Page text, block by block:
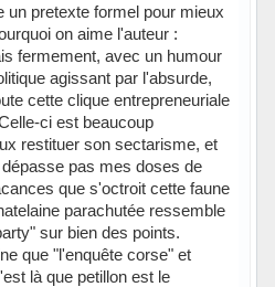
un pretexte formel pour mieux
on aime l'auteur :
fermement, avec un humour
agissant par l'absurde,
cette clique entrepreneuriale
ci est beaucoup
restituer son sectarisme, et
pas mes doses de
que s'octroit cette faune
parachutée ressemble
sur bien des points.
que "l'enquête corse" et
là que petillon est le